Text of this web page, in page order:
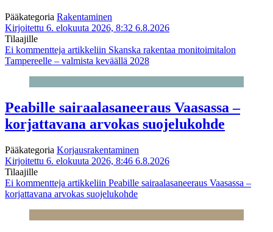
Pääkategoria Rakentaminen
Kirjoitettu 6. elokuuta 2026, 8:32 6.8.2026
Tilaajille
Ei kommentteja artikkeliin Skanska rakentaa monitoimitalon
Tampereelle – valmista keväällä 2028
Peabille sairaalasaneeraus Vaasassa –
korjattavana arvokas suojelukohde
Pääkategoria Korjausrakentaminen
Kirjoitettu 6. elokuuta 2026, 8:46 6.8.2026
Tilaajille
Ei kommentteja artikkeliin Peabille sairaalasaneeraus Vaasassa –
korjattavana arvokas suojelukohde